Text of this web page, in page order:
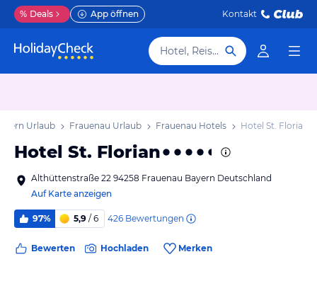
% Deals App öffnen Kontakt
Hotel, Reiseziel
Urlaub Frauenau Urlaub Frauenau Hotels Hotel St. Florian
Hotel St. Florian
Althüttenstraße 22 94258 Frauenau Bayern Deutschland
Auf Karte anzeigen
97% 5,9 / 6 426 Bewertungen
Bewerten Hochladen Merken